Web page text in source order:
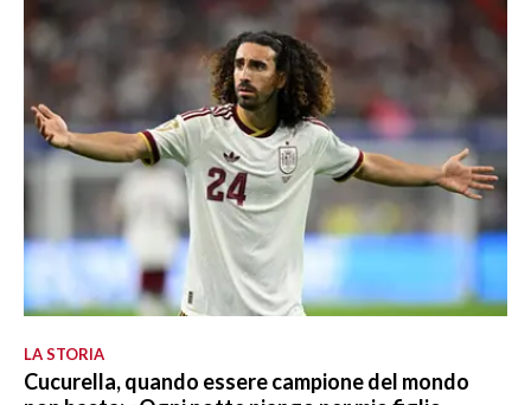
LA STORIA
Cucurella, quando essere campione del mondo